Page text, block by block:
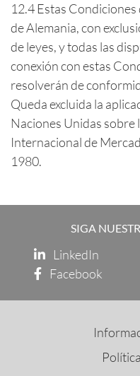
12.4 Estas Condiciones
de Alemania, con
de leyes, y todas las
conexión con estas
resolverán de
Queda excluida la
Naciones Unidas
Internacional de
1980.
SIGA
LinkedIn
Facebook